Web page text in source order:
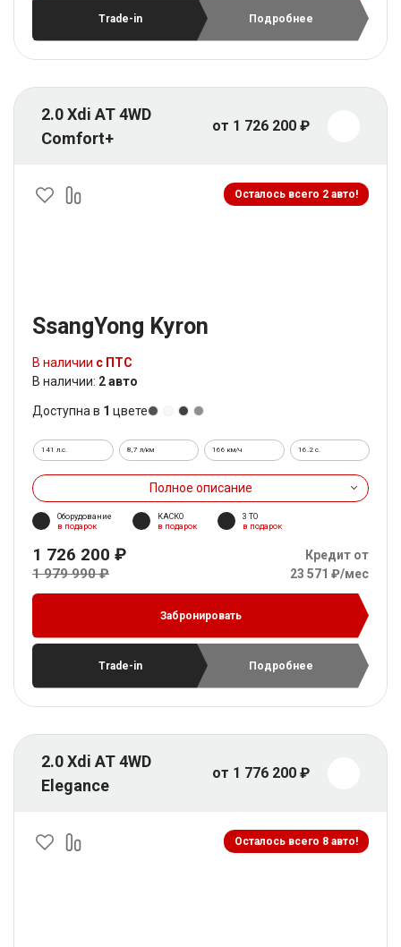
Trade-in Подробнее
2.0 Xdi AT 4WD
Comfort+
от 1 726 200 ₽
Осталось всего 2 авто!
SsangYong Kyron
В наличии с ПТС
В наличии: 2 авто
Доступна в 1 цвете
141 л.с. 8,7 л/км 166 км/ч 16.2 c.
Полное описание
Оборудование
в подарок
КАСКО
в подарок
3 ТО
в подарок
1 726 200 ₽
1 979 990 ₽
Кредит от
23 571 ₽/мес
Забронировать
Trade-in Подробнее
2.0 Xdi AT 4WD
Elegance
от 1 776 200 ₽
Осталось всего 8 авто!